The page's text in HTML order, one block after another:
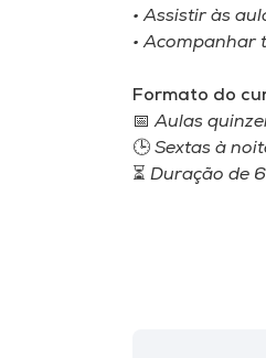
• Assistir às
• Acompanhar
Formato do
📅 Aulas
🕒 Sextas à
⏳ Duração de